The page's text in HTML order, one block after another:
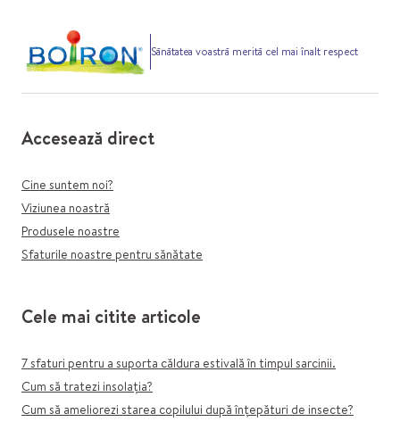
Sănătatea voastră merită cel mai înalt respect
Accesează direct
Cine suntem noi?
Viziunea noastră
Produsele noastre
Sfaturile noastre pentru sănătate
Cele mai citite articole
7 sfaturi pentru a suporta căldura estivală în timpul sarcinii.
Cum să tratezi insolația?
Cum să ameliorezi starea copilului după înțepături de insecte?